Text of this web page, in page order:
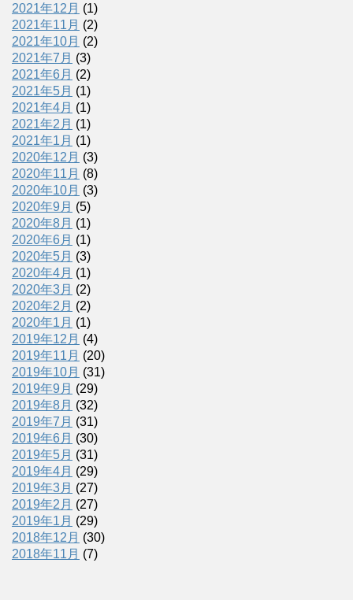
2021年12月 (1)
2021年11月 (2)
2021年10月 (2)
2021年7月 (3)
2021年6月 (2)
2021年5月 (1)
2021年4月 (1)
2021年2月 (1)
2021年1月 (1)
2020年12月 (3)
2020年11月 (8)
2020年10月 (3)
2020年9月 (5)
2020年8月 (1)
2020年6月 (1)
2020年5月 (3)
2020年4月 (1)
2020年3月 (2)
2020年2月 (2)
2020年1月 (1)
2019年12月 (4)
2019年11月 (20)
2019年10月 (31)
2019年9月 (29)
2019年8月 (32)
2019年7月 (31)
2019年6月 (30)
2019年5月 (31)
2019年4月 (29)
2019年3月 (27)
2019年2月 (27)
2019年1月 (29)
2018年12月 (30)
2018年11月 (7)